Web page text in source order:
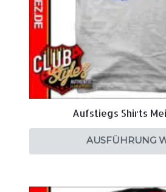
Aufstiegs Shirts
AUSFÜHRUNG